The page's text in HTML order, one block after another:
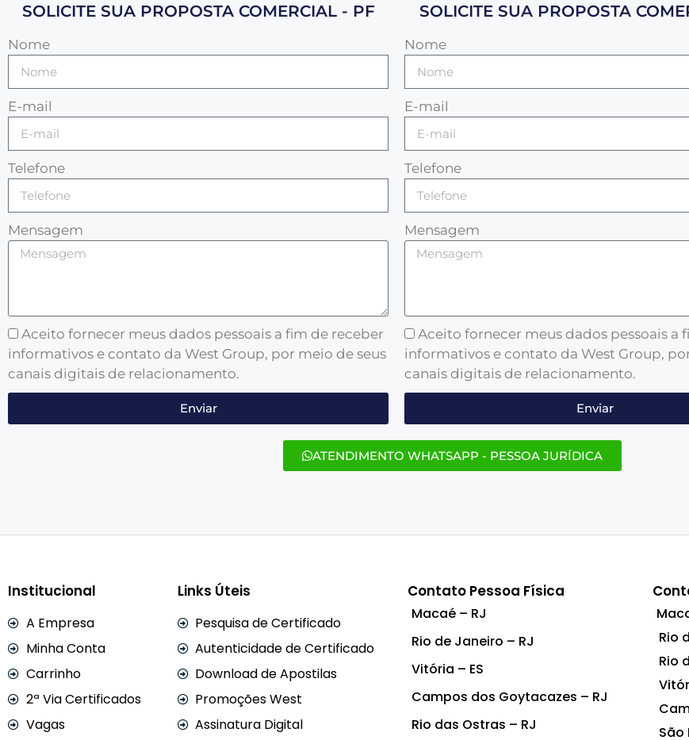
SOLICITE SUA PROPOSTA COMERCIAL - PF
Nome
E-mail
Telefone
Mensagem
Aceito fornecer meus dados pessoais a fim de receber
informativos e contato da West Group, por meio de seus
canais digitais de relacionamento.
Enviar
SOLICITE SUA PROPOSTA
Nome
E-mail
Telefone
Mensagem
Aceito fornecer meus dados pessoais a
informativos e contato da West Group,
canais digitais de relacionamento.
Enviar
ATENDIMENTO WHATSAPP - PESSOA JURÍDICA
Institucional
A Empresa
Minha Conta
Carrinho
2ª Via Certificados
Vagas
Links Úteis
Pesquisa de Certificado
Autenticidade de Certificado
Download de Apostilas
Promoções West
Assinatura Digital
Contato Pessoa Física
Macaé – RJ
Rio de Janeiro – RJ
Vitória – ES
Campos dos Goytacazes – RJ
Rio das Ostras – RJ
Rio
Rio
São